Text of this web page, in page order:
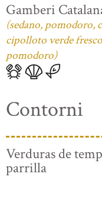
Gamberi
(sedano, pomodoro,
cipolloto verde
pomodoro)
Contorni
Verduras de
parrilla